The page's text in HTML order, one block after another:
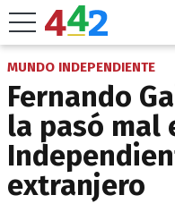
MUNDO INDEPENDIENTE
Fernando
la pasó mal
extranjero